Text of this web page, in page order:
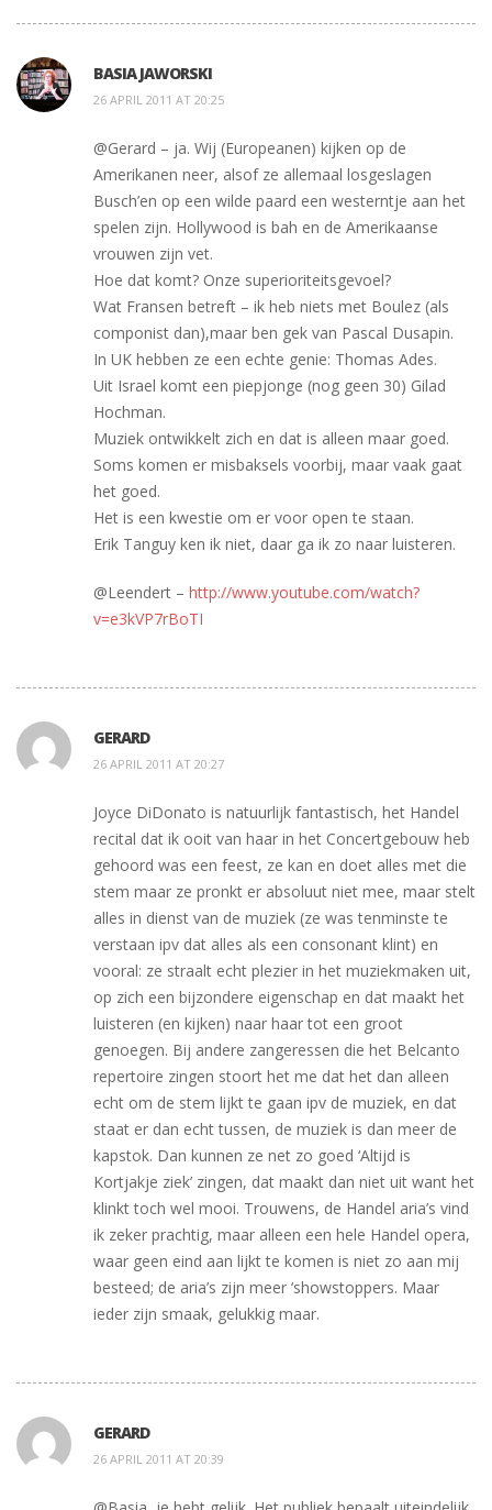
BASIA JAWORSKI
26 APRIL 2011 AT 20:25
@Gerard – ja. Wij (Europeanen) kijken op de
Amerikanen neer, alsof ze allemaal losgeslagen
Busch’en op een wilde paard een westerntje aan het
spelen zijn. Hollywood is bah en de Amerikaanse
vrouwen zijn vet.
Hoe dat komt? Onze superioriteitsgevoel?
Wat Fransen betreft – ik heb niets met Boulez (als
componist dan),maar ben gek van Pascal Dusapin.
In UK hebben ze een echte genie: Thomas Ades.
Uit Israel komt een piepjonge (nog geen 30) Gilad
Hochman.
Muziek ontwikkelt zich en dat is alleen maar goed.
Soms komen er misbaksels voorbij, maar vaak gaat
het goed.
Het is een kwestie om er voor open te staan.
Erik Tanguy ken ik niet, daar ga ik zo naar luisteren.
@Leendert – http://www.youtube.com/watch?
v=e3kVP7rBoTI
GERARD
26 APRIL 2011 AT 20:27
Joyce DiDonato is natuurlijk fantastisch, het Handel
recital dat ik ooit van haar in het Concertgebouw heb
gehoord was een feest, ze kan en doet alles met die
stem maar ze pronkt er absoluut niet mee, maar stelt
alles in dienst van de muziek (ze was tenminste te
verstaan ipv dat alles als een consonant klint) en
vooral: ze straalt echt plezier in het muziekmaken uit,
op zich een bijzondere eigenschap en dat maakt het
luisteren (en kijken) naar haar tot een groot
genoegen. Bij andere zangeressen die het Belcanto
repertoire zingen stoort het me dat het dan alleen
echt om de stem lijkt te gaan ipv de muziek, en dat
staat er dan echt tussen, de muziek is dan meer de
kapstok. Dan kunnen ze net zo goed ‘Altijd is
Kortjakje ziek’ zingen, dat maakt dan niet uit want het
klinkt toch wel mooi. Trouwens, de Handel aria’s vind
ik zeker prachtig, maar alleen een hele Handel opera,
waar geen eind aan lijkt te komen is niet zo aan mij
besteed; de aria’s zijn meer ‘showstoppers. Maar
ieder zijn smaak, gelukkig maar.
GERARD
26 APRIL 2011 AT 20:39